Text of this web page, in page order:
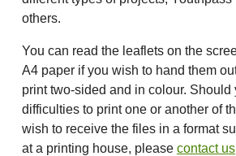
others.
You can read the leaflets on the
A4 paper if you wish to hand them
print two-sided and in colour. Should
difficulties to print one or another of
wish to receive the files in a format
at a printing house, please contact us